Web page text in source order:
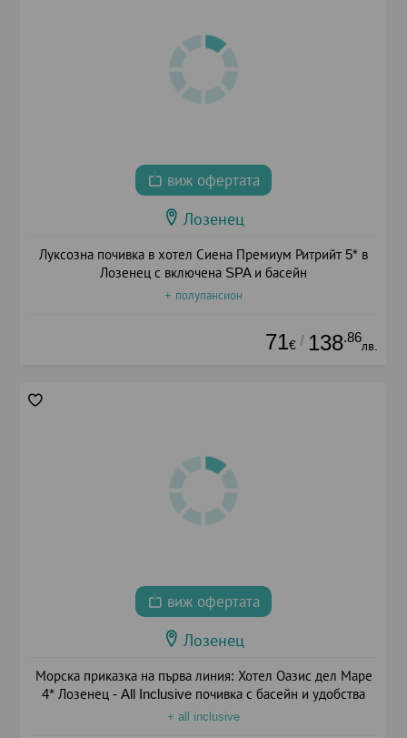
виж офертата
Лозенец
Луксозна почивка в хотел Сиена Премиум Ритрийт 5* в
Лозенец с включена SPA и басейн
+ полупансион
71€ / 138.86
лв.
виж офертата
Лозенец
Морска приказка на първа линия: Хотел Оазис дел Маре
4* Лозенец - All Inclusive почивка с басейн и удобства
+ all inclusive